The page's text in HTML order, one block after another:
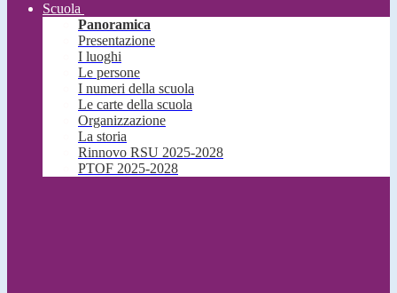
Scuola
Panoramica
Presentazione
I luoghi
Le persone
I numeri della scuola
Le carte della scuola
Organizzazione
La storia
Rinnovo RSU 2025-2028
PTOF 2025-2028